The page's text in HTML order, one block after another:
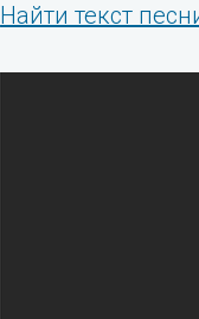
Найти текст